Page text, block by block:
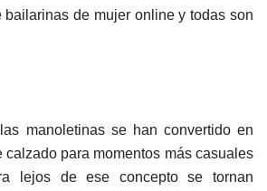
bailarinas de mujer online y todas son
manoletinas se han convertido en
calzado para momentos más casuales
lejos de ese concepto se tornan